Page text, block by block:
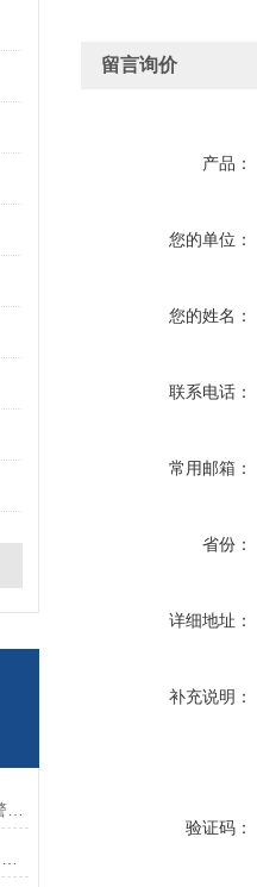
应急管理手持气象仪器-一款提前预警危险可穿戴手持气象站2024全+境+派+送
留言询价
产品：
您的单位：
您的姓名：
联系电话：
常用邮箱：
省份：
详细地址：
补充说明：
验证码：